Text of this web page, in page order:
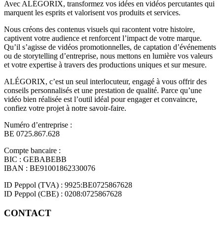
Avec ALÉGORIX, transformez vos idées en vidéos percutantes qui
marquent les esprits et valorisent vos produits et services.
Nous créons des contenus visuels qui racontent votre histoire,
captivent votre audience et renforcent l’impact de votre marque.
Qu’il s’agisse de vidéos promotionnelles, de captation d’événements
ou de storytelling d’entreprise, nous mettons en lumière vos valeurs
et votre expertise à travers des productions uniques et sur mesure.
ALÉGORIX, c’est un seul interlocuteur, engagé à vous offrir des
conseils personnalisés et une prestation de qualité. Parce qu’une
vidéo bien réalisée est l’outil idéal pour engager et convaincre,
confiez votre projet à notre savoir-faire.
Numéro d’entreprise :
BE 0725.867.628
Compte bancaire :
BIC : GEBABEBB
IBAN : BE91001862330076
ID Peppol (TVA) : 9925:BE0725867628
ID Peppol (CBE) : 0208:0725867628
CONTACT